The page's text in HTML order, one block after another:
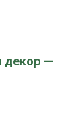
декор —